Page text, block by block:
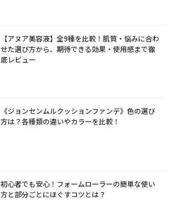
【アヌア美容液】全9種を比較！肌質・悩みに合わ
せた選び方から、期待できる効果・使用感まで徹
底レビュー
《ジョンセンムルクッションファンデ》色の選び
方は？各種類の違いやカラーを比較！
初心者でも安心！フォームローラーの簡単な使い
方と部分ごとにほぐすコツとは？